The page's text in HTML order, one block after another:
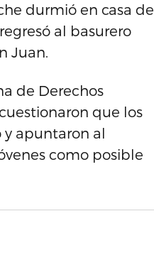
durmió en casa de
al basurero
Juan.
de Derechos
que los
y apuntaron al
como posible